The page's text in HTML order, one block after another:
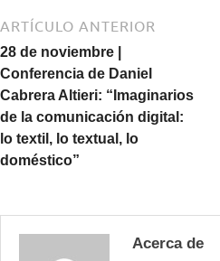
ARTÍCULO ANTERIOR
28 de noviembre |
Conferencia de Daniel
Cabrera Altieri: “Imaginarios
de la comunicación digital:
lo textil, lo textual, lo
doméstico”
Acerca de